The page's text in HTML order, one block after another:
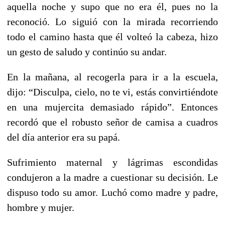
aquella noche y supo que no era él, pues no la
reconoció. Lo siguió con la mirada recorriendo
todo el camino hasta que él volteó la cabeza, hizo
un gesto de saludo y continúo su andar.
En la mañana, al recogerla para ir a la escuela,
dijo: “Disculpa, cielo, no te vi, estás convirtiéndote
en una mujercita demasiado rápido”. Entonces
recordó que el robusto señor de camisa a cuadros
del día anterior era su papá.
Sufrimiento maternal y lágrimas escondidas
condujeron a la madre a cuestionar su decisión. Le
dispuso todo su amor. Luchó como madre y padre,
hombre y mujer.